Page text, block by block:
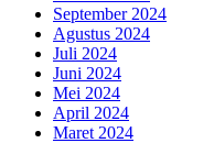
September 2024
Agustus 2024
Juli 2024
Juni 2024
Mei 2024
April 2024
Maret 2024